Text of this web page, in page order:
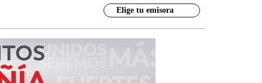
Elige tu emisora